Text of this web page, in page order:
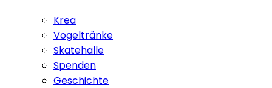
Krea
Vogeltränke
Skatehalle
Spenden
Geschichte